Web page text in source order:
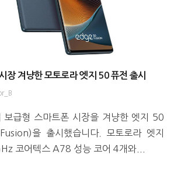
장 겨냥한 모토로라 엣지 50 퓨전 출시
보급형 스마트폰 시장을 겨냥한 엣지 50
을 출시했습니다. 모토로라 엣지
코어텍스 A78 성능 코어 4개와...